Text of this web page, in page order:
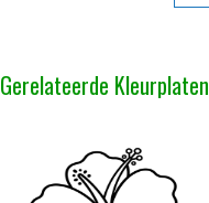
Gerelateerde Kleurplaten